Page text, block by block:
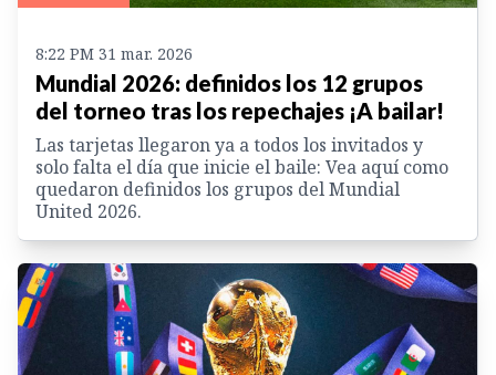
8:22 PM 31 mar. 2026
Mundial 2026: definidos los 12 grupos
del torneo tras los repechajes ¡A bailar!
Las tarjetas llegaron ya a todos los invitados y
solo falta el día que inicie el baile: Vea aquí como
quedaron definidos los grupos del Mundial
United 2026.